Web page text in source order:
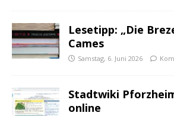
Lesetipp: „Die
Cames
Samstag, 6. Juni 2026
Stadtwiki
online